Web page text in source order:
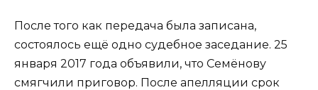
После того как передача была записана,
состоялось ещё одно судебное заседание. 25
января 2017 года объявили, что Семёнову
смягчили приговор. После апелляции срок